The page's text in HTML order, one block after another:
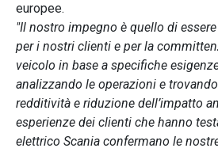
europee.
"Il nostro impegno è quello di
per i nostri clienti e per la
veicolo in base a specifiche
analizzando le operazioni e
redditività e riduzione dell’impatto
esperienze dei clienti che hanno
elettrico Scania confermano le